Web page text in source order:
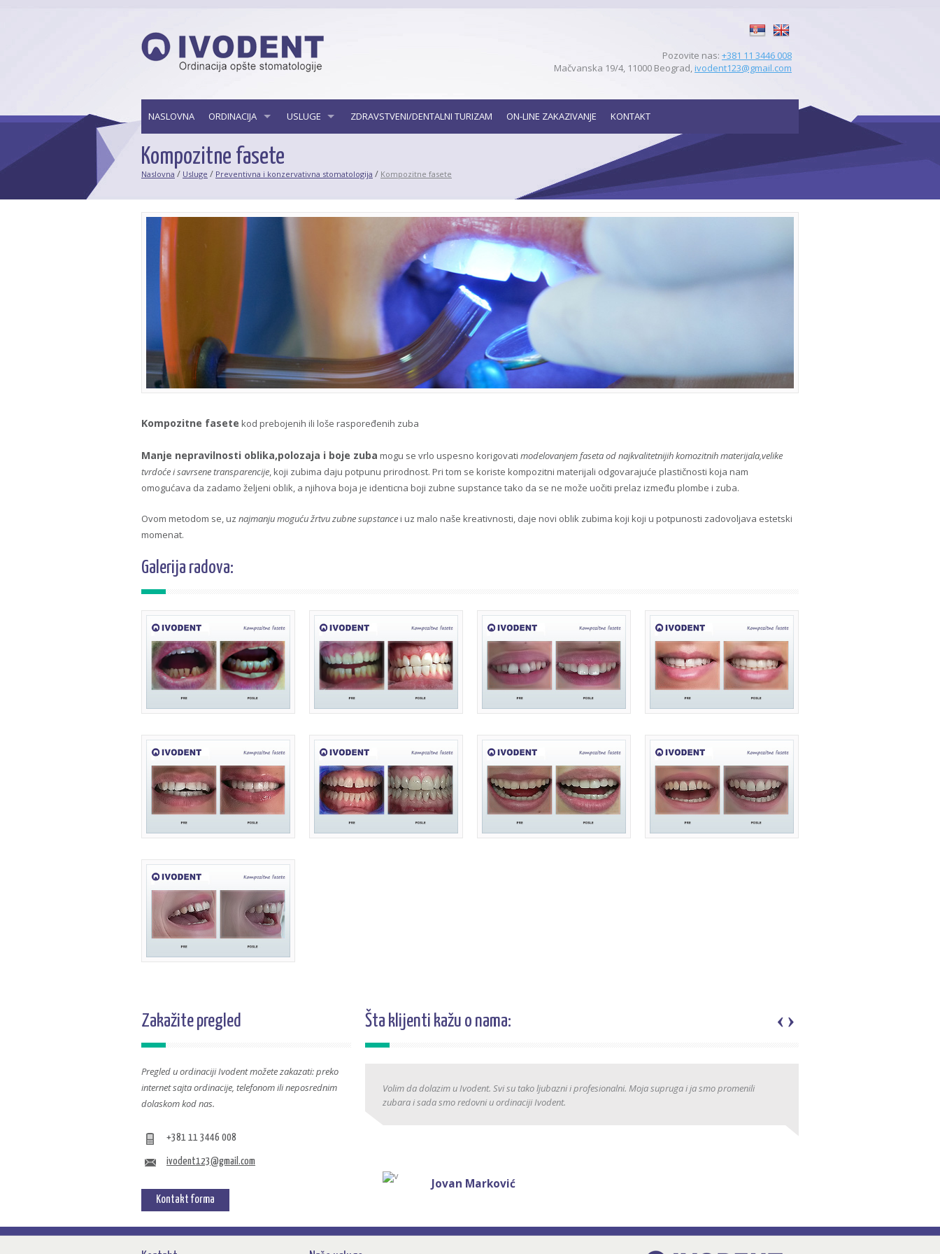
Pozovite nas: +381 11 3446 008
Mačvanska 19/4, 11000 Beograd,ivodent123@gmail.com
NASLOVNA ORDINACIJA USLUGE ZDRAVSTVENI/DENTALNI TURIZAM ON-LINE ZAKAZIVANJE KONTAKT
Kompozitne fasete
Naslovna / Usluge / Preventivna i konzervativna stomatologija / Kompozitne fasete
Kompozitne fasete kod prebojenih ili loše raspoređenih zuba
Manje nepravilnosti oblika,polozaja i boje zuba mogu se vrlo uspesno korigovati modelovanjem faseta od najkvalitetnijih komozitnih materijala,velike
tvrdoće i savrsene transparencije, koji zubima daju potpunu prirodnost. Pri tom se koriste kompozitni materijali odgovarajuće plastičnosti koja nam
omogućava da zadamo željeni oblik, a njihova boja je identicna boji zubne supstance tako da se ne može uočiti prelaz između plombe i zuba.
Ovom metodom se, uz najmanju moguću žrtvu zubne supstancei uz malo naše kreativnosti, daje novi oblik zubima koji koji u potpunosti zadovoljava estetski
momenat.
Galerija radova:
Zakažite pregled
Pregled u ordinaciji Ivodent možete zakazati: preko
internet sajta ordinacije, telefonom ili neposrednim
dolaskom kod nas.
+381 11 3446 008
ivodent123@gmail.com
Kontakt forma
Šta klijenti kažu o nama:
Volim da dolazim u Ivodent. Svi su tako ljubazni i profesionalni. Moja supruga i ja smo promenili
zubara i sada smo redovni u ordinaciji Ivodent.
Jovan Marković
‹›